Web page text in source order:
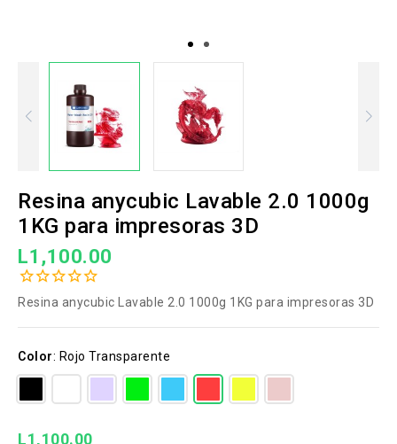
Resina anycubic Lavable 2.0 1000g
1KG para impresoras 3D
L1,100.00
Resina anycubic Lavable 2.0 1000g 1KG para impresoras 3D
Color: Rojo Transparente
L1,100.00